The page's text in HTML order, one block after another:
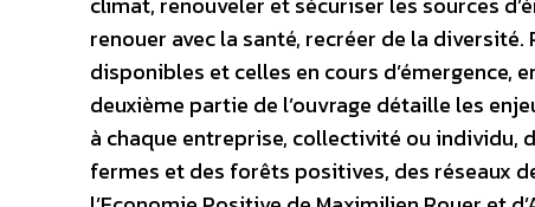
renouer avec la santé, recréer de la
disponibles et celles en cours d’émergence,
deuxième partie de l’ouvrage détaille les
à chaque entreprise, collectivité ou individu,
fermes et des forêts positives, des réseaux